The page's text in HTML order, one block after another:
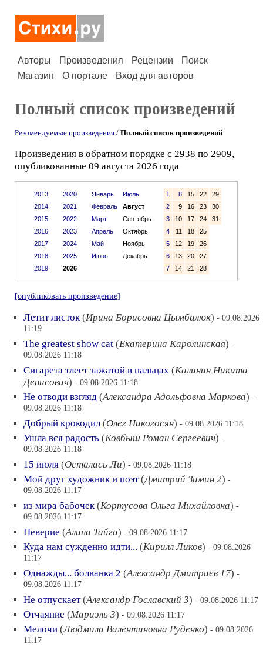
Авторы Произведения Рецензии
Поиск
Магазин
О портале Вход для авторов
Полный список произведений
Рекомендуемые произведения / Полный список произведений
Произведения в обратном порядке с 2938 по 2909,
опубликованные 09 августа 2026 года
2013
2014
2015
2016
2017
2018
2019
2020
2021
2022
2023
2024
2025
2026
Январь
Июль
Февраль
Август
Март
Сентябрь
Апрель
Октябрь
Май
Ноябрь
Июнь
Декабрь
1 8 15 22
29
2
9 16 23
30
3
10 17 24
31
4
11 18
25
5
12 19
26
6
13 20
27
7
14 21 28
[опубликовать произведение]
Летит листок(Ирина Борисовна Цымбалюк) - 09.08.2026
11:19
The greatest show cat (Екатерина Каролинская) -
09.08.2026 11:18
Сигарета тлеет зажатой в пальцах (Калинин Никита
Денисович) - 09.08.2026 11:18
Не отводи взгляд (Александра Адольфовна Маркова) -
09.08.2026 11:18
Добрый крокодил (Олег Никогосян) - 09.08.2026 11:18
Ушла вся радость (Ковбыш Роман Сергеевич) -
09.08.2026 11:18
15 июля (Осталась Ли) - 09.08.2026 11:18
Мой друг художник и поэт(Дмитрий Зимин 2) -
09.08.2026 11:17
из мира бабочек(Кортусова Ольга Михайловна) -
09.08.2026 11:17
Неверие (Алина Тайга) - 09.08.2026 11:17
Куда нам сужденно идти... (Кирилл Ликов) - 09.08.2026
11:17
Однажды... болванка 2 (Александр Дмитриев 17) -
09.08.2026 11:17
Не отпускает(Александр Гославский 3) - 09.08.2026 11:17
Отчаяние (Мариэль 3) - 09.08.2026 11:17
Мелочи (Людмила Валентиновна Руденко) - 09.08.2026
11:17